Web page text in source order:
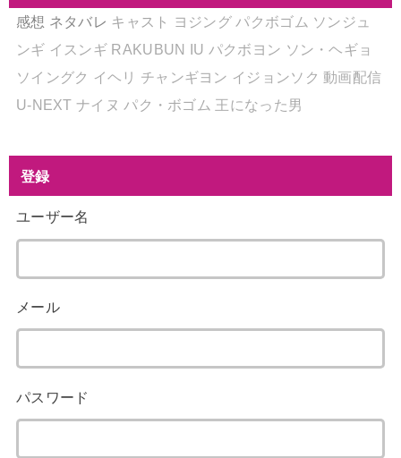
感想 ネタバレ キャスト ヨジング パクボゴム ソンジュ
ンギ イスンギ RAKUBUN IU パクボヨン ソン・ヘギョ
ソイングク イヘリ チャンギヨン イジョンソク 動画配信
U-NEXT ナイヌ パク・ボゴム 王になった男
登録
ユーザー名
メール
パスワード